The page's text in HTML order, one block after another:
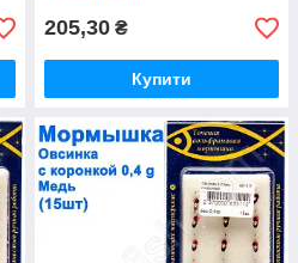
205,30 ₴
Купити